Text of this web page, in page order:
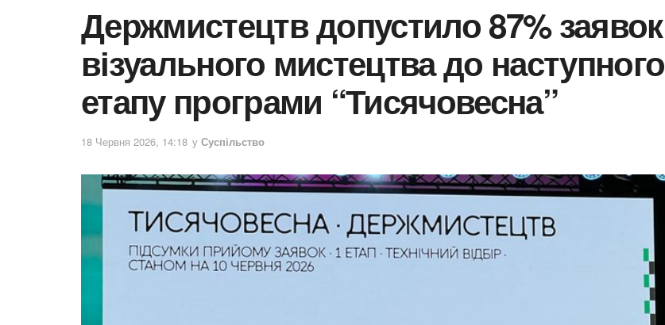
Держмистецтв допустило 87% заявок
візуального мистецтва до наступного
етапу програми “Тисячовесна”
18 Червня 2026, 14:18 у Суспільство